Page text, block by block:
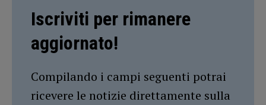
Iscriviti per rimanere
aggiornato!
Compilando i campi seguenti potrai
ricevere le notizie direttamente sulla